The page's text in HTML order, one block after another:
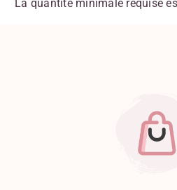
La quantité minimale requise